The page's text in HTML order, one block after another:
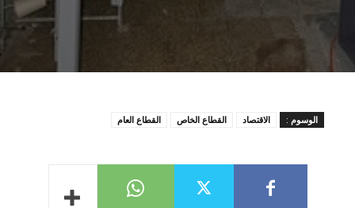
الوسوم : الاقتصاد القطاع الخاص القطاع العام